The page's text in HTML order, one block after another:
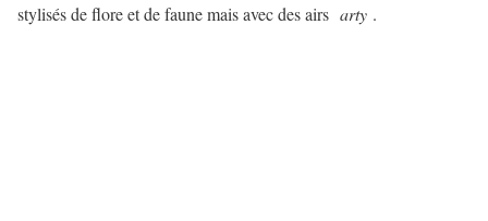
stylisés de flore et de faune mais avec des airs arty .